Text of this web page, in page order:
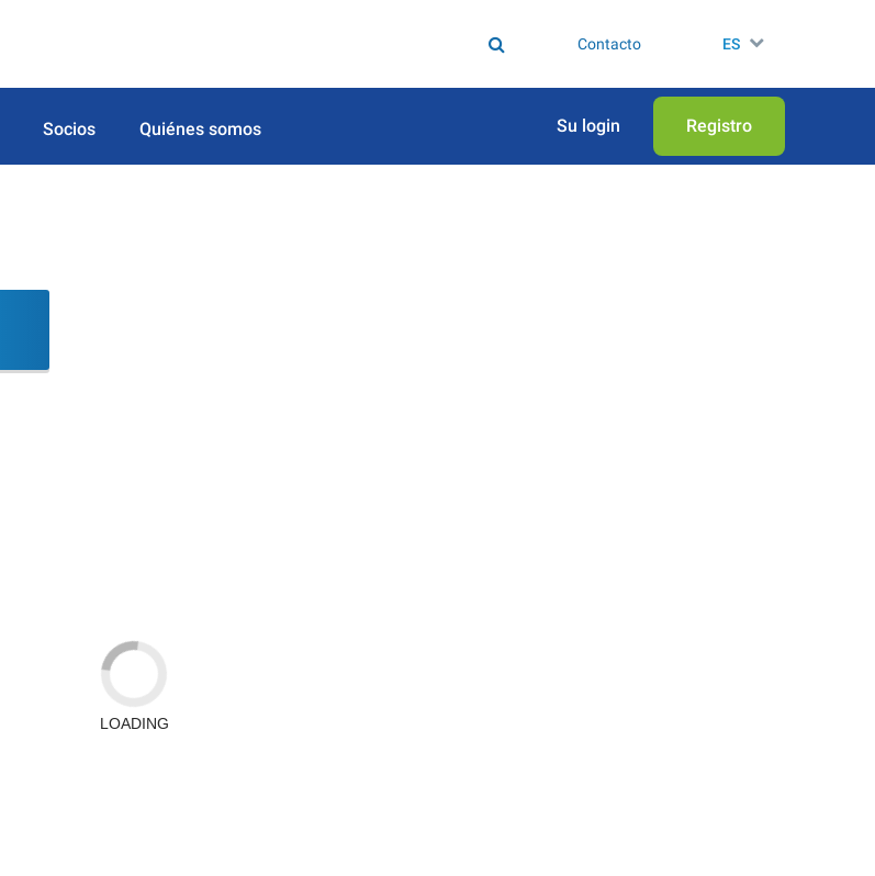
Contacto ES
Socios Quiénes somos Su login Registro